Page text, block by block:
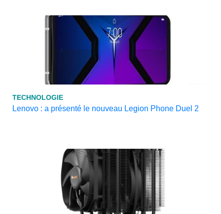
TECHNOLOGIE
Lenovo : a présenté le nouveau Legion Phone Duel 2